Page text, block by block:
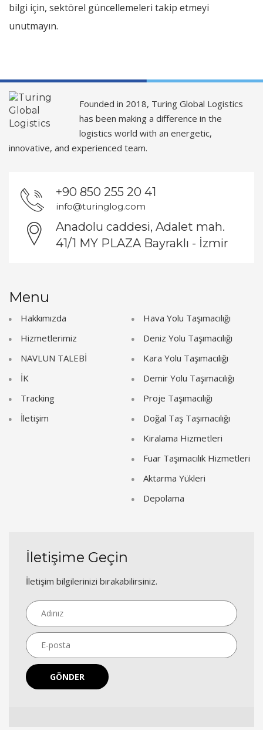
bilgi için, sektörel güncellemeleri takip etmeyi
unutmayın.
Founded in 2018, Turing Global Logistics
has been making a difference in the
logistics world with an energetic,
innovative, and experienced team.
+90 850 255 20 41
info@turinglog.com
Anadolu caddesi, Adalet mah.
41/1 MY PLAZA Bayraklı - İzmir
Menu
Hakkımızda
Hizmetlerimiz
NAVLUN TALEBİ
İK
Tracking
İletişim
Hava Yolu Taşımacılığı
Deniz Yolu Taşımacılığı
Kara Yolu Taşımacılığı
Demir Yolu Taşımacılığı
Proje Taşımacılığı
Doğal Taş Taşımacılığı
Kiralama Hizmetleri
Fuar Taşımacılık Hizmetleri
Aktarma Yükleri
Depolama
İletişime Geçin
İletişim bilgilerinizi bırakabilirsiniz.
GÖNDER